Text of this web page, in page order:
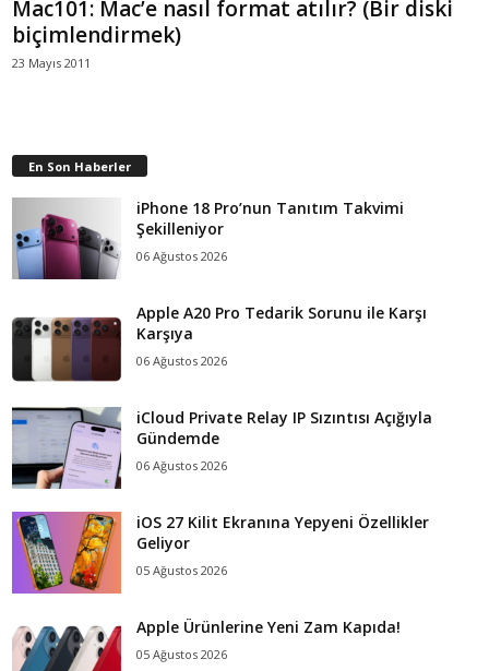
Mac101: Mac’e nasıl format atılır? (Bir diski
biçimlendirmek)
23 Mayıs 2011
En Son Haberler
iPhone 18 Pro’nun Tanıtım Takvimi
Şekilleniyor
06 Ağustos 2026
Apple A20 Pro Tedarik Sorunu ile Karşı
Karşıya
06 Ağustos 2026
iCloud Private Relay IP Sızıntısı Açığıyla
Gündemde
06 Ağustos 2026
iOS 27 Kilit Ekranına Yepyeni Özellikler
Geliyor
05 Ağustos 2026
Apple Ürünlerine Yeni Zam Kapıda!
05 Ağustos 2026